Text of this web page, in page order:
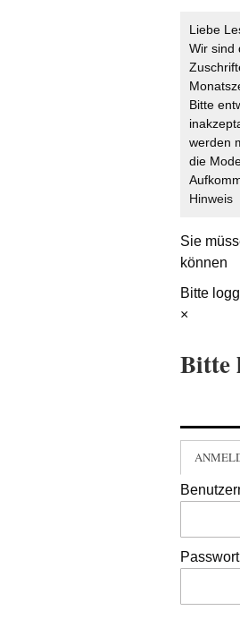
Liebe
Wir sind
Bitte
werden
die
Hinweis
Sie
können
Bitte
×
Bitte
Passwort